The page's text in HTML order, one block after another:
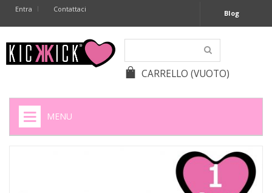
Entra Contattaci Blog
CARRELLO (VUOTO)
MENU
+